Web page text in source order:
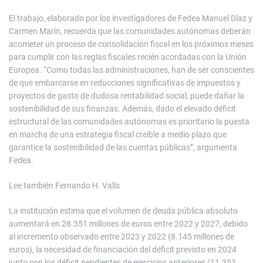
El trabajo, elaborado por los investigadores de Fedea Manuel Díaz y
Carmen Marín, recuerda que las comunidades autónomas deberán
acometer un proceso de consolidación fiscal en los próximos meses
para cumplir con las reglas fiscales recién acordadas con la Unión
Europea. “Como todas las administraciones, han de ser conscientes
de que embarcarse en reducciones significativas de impuestos y
proyectos de gasto de dudosa rentabilidad social, puede dañar la
sostenibilidad de sus finanzas. Además, dado el elevado déficit
estructural de las comunidades autónomas es prioritario la puesta
en marcha de una estrategia fiscal creíble a medio plazo que
garantice la sostenibilidad de las cuentas públicas”, argumenta
Fedea.
Lee también Fernando H. Valls
La institución estima que el volumen de deuda pública absoluto
aumentará en 28.351 millones de euros entre 2022 y 2027, debido
al incremento observado entre 2023 y 2022 (8.145 millones de
euros), la necesidad de financiación del déficit previsto en 2024